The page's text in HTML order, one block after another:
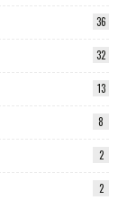
36
32
13
8
2
2